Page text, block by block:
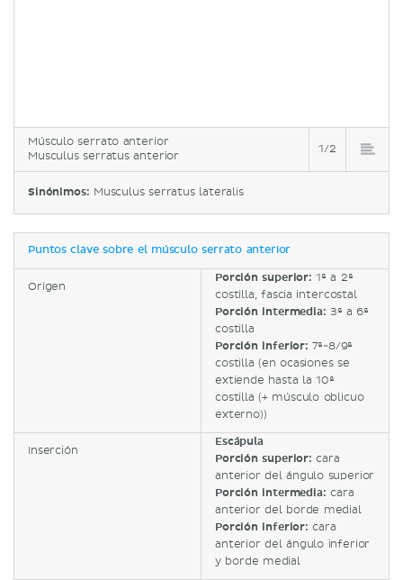
Músculo serrato anterior
Musculus serratus anterior
1/2
Sinónimos: Musculus serratus lateralis
Puntos clave sobre el músculo serrato anterior
Origen
Porción superior: 1ª a 2ª
costilla, fascia intercostal
Porción intermedia: 3ª a 6ª
costilla
Porción inferior: 7ª-8/9ª
costilla (en ocasiones se
extiende hasta la 10ª
costilla (+ músculo oblicuo
externo))
Inserción
Escápula
Porción superior: cara
anterior del ángulo superior
Porción intermedia: cara
anterior del borde medial
Porción inferior: cara
anterior del ángulo inferior
y borde medial